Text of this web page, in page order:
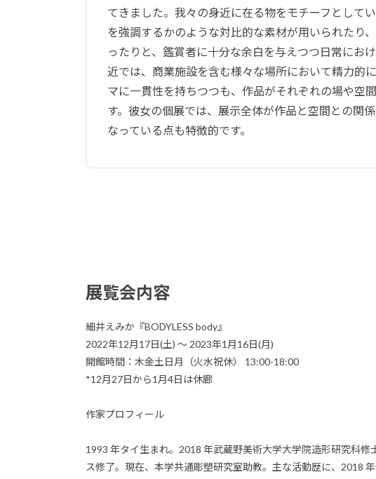
てきました。我々の身近に在る物をモチーフとして
を強調するかのような対比的な素材が用いられたり
ったりと、鑑賞者に十分な余白を与えつつ日常にお
近では、商業施設を含む様々な場所において精力的
マに一貫性を持ちつつも、作品がそれぞれの場や空
す。彼女の個展では、展示全体が作品と空間との関
なっている点も特徴的です。
展覧会内容
細井えみか『BODYLESS body』
2022年12月17日(土) 〜 2023年1月16日(月)
開館時間：木金土日月（火水祝休） 13:00-18:00
*12月27日から1月4日は休廊
作家プロフィール
1993 年タイ生まれ。2018 年武蔵野美術大学大学院造形研究科修
ス修了。現在、本学共通彫塑研究室助教。主な活動歴に、2018